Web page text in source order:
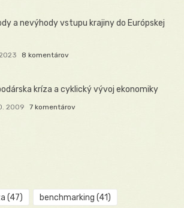
a nevýhody vstupu krajiny do Európskej
8 komentárov
kríza a cyklický vývoj ekonomiky
2009 7 komentárov
(47) benchmarking (41)